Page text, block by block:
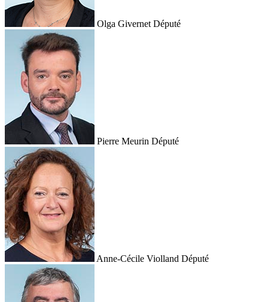
Olga Givernet Député
Pierre Meurin Député
Anne-Cécile Violland Député